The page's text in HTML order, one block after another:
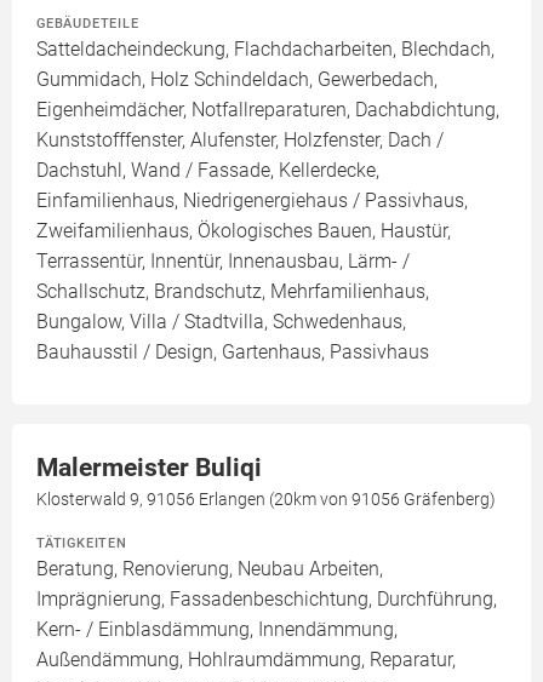
GEBÄUDETEILE
Satteldacheindeckung, Flachdacharbeiten, Blechdach,
Gummidach, Holz Schindeldach, Gewerbedach,
Eigenheimdächer, Notfallreparaturen, Dachabdichtung,
Kunststofffenster, Alufenster, Holzfenster, Dach /
Dachstuhl, Wand / Fassade, Kellerdecke,
Einfamilienhaus, Niedrigenergiehaus / Passivhaus,
Zweifamilienhaus, Ökologisches Bauen, Haustür,
Terrassentür, Innentür, Innenausbau, Lärm- /
Schallschutz, Brandschutz, Mehrfamilienhaus,
Bungalow, Villa / Stadtvilla, Schwedenhaus,
Bauhausstil / Design, Gartenhaus, Passivhaus
Malermeister Buliqi
Klosterwald 9, 91056 Erlangen (20km von 91056 Gräfenberg)
TÄTIGKEITEN
Beratung, Renovierung, Neubau Arbeiten,
Imprägnierung, Fassadenbeschichtung, Durchführung,
Kern- / Einblasdämmung, Innendämmung,
Außendämmung, Hohlraumdämmung, Reparatur,